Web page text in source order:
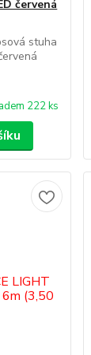
červená
stuha
222 ks